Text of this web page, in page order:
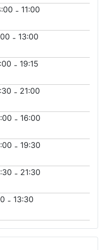
- 11:00
- 13:00
- 19:15
- 21:00
- 16:00
- 19:30
- 21:30
- 13:30